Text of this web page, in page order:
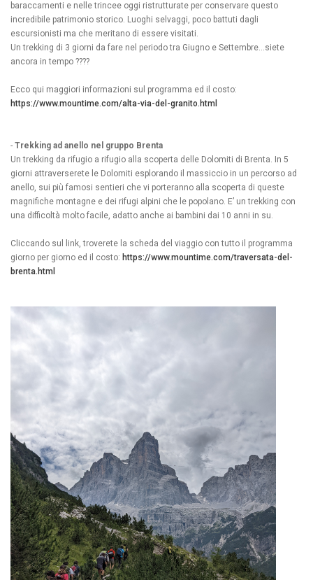
baraccamenti e nelle trincee oggi ristrutturate per conservare questo
incredibile patrimonio storico. Luoghi selvaggi, poco battuti dagli
escursionisti ma che meritano di essere visitati.
Un trekking di 3 giorni da fare nel periodo tra Giugno e Settembre…siete
ancora in tempo ????
Ecco qui maggiori informazioni sul programma ed il costo:
https://www.mountime.com/alta-via-del-granito.html
- Trekking ad anello nel gruppo Brenta
Un trekking da rifugio a rifugio alla scoperta delle Dolomiti di Brenta. In 5
giorni attraverserete le Dolomiti esplorando il massiccio in un percorso ad
anello, sui più famosi sentieri che vi porteranno alla scoperta di queste
magnifiche montagne e dei rifugi alpini che le popolano. E’ un trekking con
una difficoltà molto facile, adatto anche ai bambini dai 10 anni in su.
Cliccando sul link, troverete la scheda del viaggio con tutto il programma
giorno per giorno ed il costo: https://www.mountime.com/traversata-del-
brenta.html